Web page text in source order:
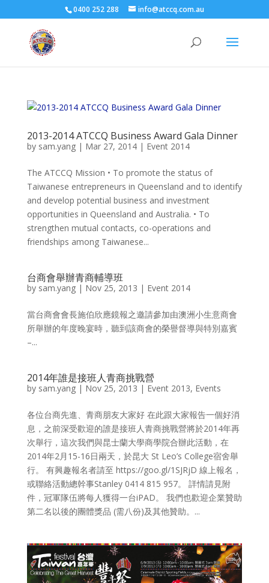
0400 252 288 info@atccq.com.au
2013-2014 ATCCQ Business Award Gala Dinner
by sam.yang| Mar 27, 2014| Event 2014
The ATCCQ Mission • To promote the status of
Taiwanese entrepreneurs in Queensland and to identify
and develop potential business and investment
opportunities in Queensland and Australia. • To
strengthen mutual contacts, co-operations and
friendships among Taiwanese...
台商會舉辦青商輔導班
by sam.yang| Nov 25, 2013 | Event 2014
當台商會會長施伯欣應鏡報之邀請參加由澳洲小生意商會
所舉辦的年度晚宴時，聽到該商會的榮譽督導與特別嘉賓
–...
2014年誰是接班人青商挑戰營
by sam.yang| Nov 25, 2013 | Event 2013, Events
各位台商先進、青商朋友大家好 在此跟大家報告一個好消
息，之前深受歡迎的誰是接班人青商挑戰營將於2014年再
次舉行，這次我們與昆士蘭大學商學院合辦此活動，在
2014年2月15-16日兩天，於昆大 St Leo’s College宿舍舉
行。 有興趣報名者請至 https://goo.gl/1SJRjD 線上報名，
或聯絡活動總幹事Stanley 0414 815 957。 詳情請見附
件，冠軍隊伍將每人獲得一台iPAD。 我們也歡迎企業贊助
第二名以後的團體獎品 (需八份)及其他贊助。...